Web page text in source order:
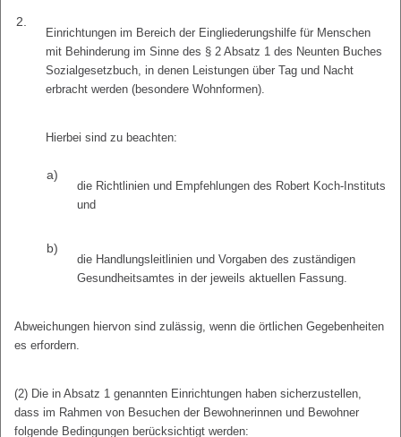
2.
Einrichtungen im Bereich der Eingliederungshilfe für Menschen
mit Behinderung im Sinne des § 2 Absatz 1 des Neunten Buches
Sozialgesetzbuch, in denen Leistungen über Tag und Nacht
erbracht werden (besondere Wohnformen).
Hierbei sind zu beachten:
a)
die Richtlinien und Empfehlungen des Robert Koch-Instituts
und
b)
die Handlungsleitlinien und Vorgaben des zuständigen
Gesundheitsamtes in der jeweils aktuellen Fassung.
Abweichungen hiervon sind zulässig, wenn die örtlichen Gegebenheiten
es erfordern.
(2) Die in Absatz 1 genannten Einrichtungen haben sicherzustellen,
dass im Rahmen von Besuchen der Bewohnerinnen und Bewohner
folgende Bedingungen berücksichtigt werden: